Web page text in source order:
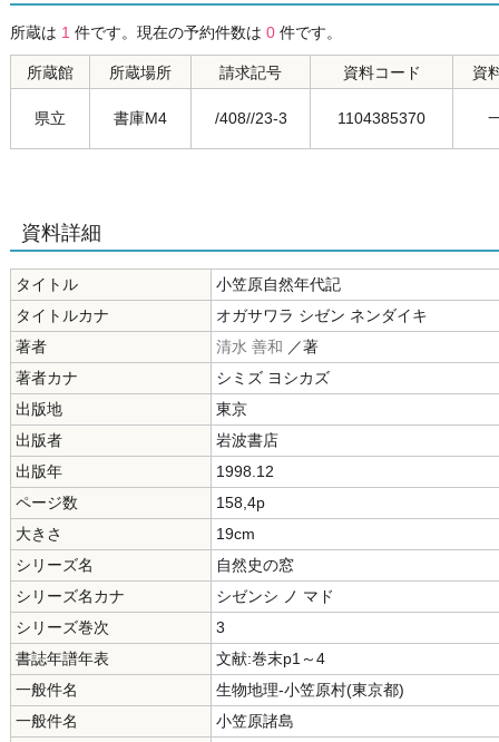
所蔵は 1 件です。現在の予約件数は 0 件です。
所蔵館 所蔵場所 請求記号 資料コード 資
県立 書庫M4 /408//23-3 1104385370
資料詳細
タイトル
小笠原自然年代記
タイトルカナ
オガサワラ シゼン ネンダイキ
著者
清水 善和 ／著
著者カナ
シミズ ヨシカズ
出版地
東京
出版者
岩波書店
出版年
1998.12
ページ数
158,4p
大きさ
19cm
シリーズ名
自然史の窓
シリーズ名カナ
シゼンシ ノ マド
シリーズ巻次
3
書誌年譜年表
文献:巻末p1～4
一般件名
生物地理-小笠原村(東京都)
一般件名
小笠原諸島